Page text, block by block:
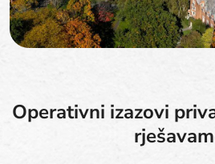
Operativni izazovi